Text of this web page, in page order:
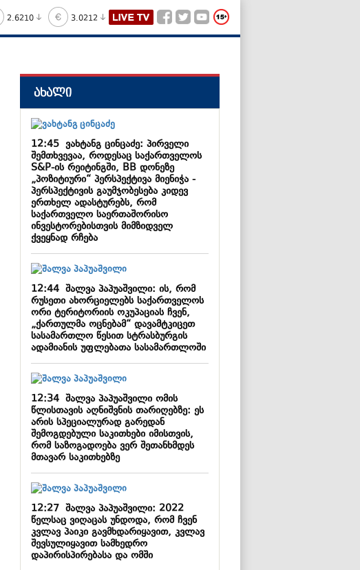
2.6210 3.0212
ახალი
12:45ვახტანგ ცინცაძე: პირველი
შემთხვევაა, როდესაც საქართველოს
S&P-ის რეიტინგში, BB დონეზე
„პოზიტიური“ პერსპექტივა მიენიჭა -
პერსპექტივის გაუმჯობესება კიდევ
ერთხელ ადასტურებს, რომ
საქართველო საერთაშორისო
ინვესტორებისთვის მიმზიდველ
ქვეყნად რჩება
12:44შალვა პაპუაშვილი: ის, რომ
რუსეთი ახორციელებს საქართველოს
ორი ტერიტორიის ოკუპაციას ჩვენ,
„ქართულმა ოცნებამ“ დავამტკიცეთ
სასამართლო წესით სტრასბურგის
ადამიანის უფლებათა სასამართლოში
12:34შალვა პაპუაშვილი ომის
წლისთავის აღნიშვნის თარიღებზე: ეს
არის სპეციალურად გარედან
შემოგდებული საკითხები იმისთვის,
რომ საზოგადოება ვერ შეთანხმდეს
მთავარ საკითხებზე
12:27შალვა პაპუაშვილი: 2022
წელსაც ვიღაცას უნდოდა, რომ ჩვენ
კვლავ პაიკი გავმხდარიყავით, კვლავ
შევსულიყავით სამხედრო
დაპირისპირებასა და ომში